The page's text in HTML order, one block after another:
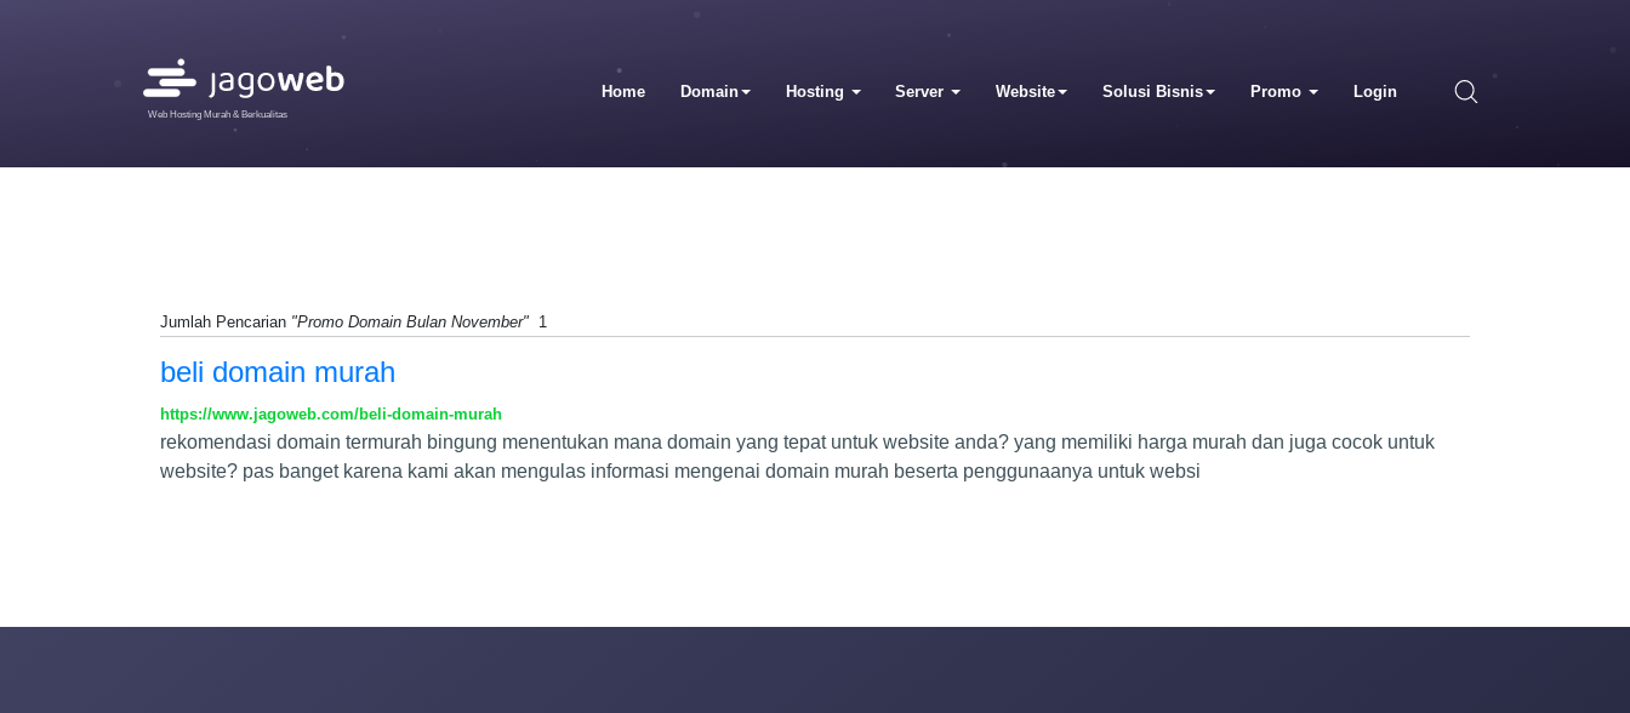
Web Hosting Murah & Berkualitas
Home Domain Hosting Server Website Solusi Bisnis Promo Login
Jumlah Pencarian "Promo Domain Bulan November" 1
beli domain murah
https://www.jagoweb.com/beli-domain-murah
rekomendasi domain termurah bingung menentukan mana domain yang tepat untuk website anda? yang memiliki harga murah dan juga cocok untuk
website? pas banget karena kami akan mengulas informasi mengenai domain murah beserta penggunaanya untuk websi